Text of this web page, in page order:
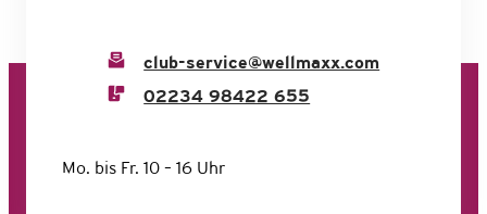
club-service@wellmaxx.com
02234 98422 655
Mo. bis Fr. 10 – 16 Uhr